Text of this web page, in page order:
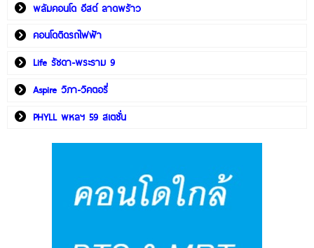
พลัมคอนโด อีสต์ ลาดพร้าว
คอนโดติดรถไฟฟ้า
Life รัชดา-พระราม 9
Aspire วิภา-วิคตอรี่
PHYLL พหลฯ 59 สเตชั่น